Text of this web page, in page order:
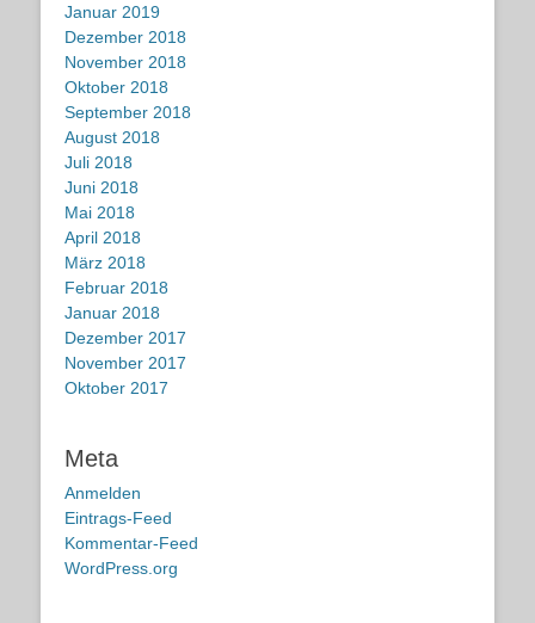
Januar 2019
Dezember 2018
November 2018
Oktober 2018
September 2018
August 2018
Juli 2018
Juni 2018
Mai 2018
April 2018
März 2018
Februar 2018
Januar 2018
Dezember 2017
November 2017
Oktober 2017
Meta
Anmelden
Eintrags-Feed
Kommentar-Feed
WordPress.org